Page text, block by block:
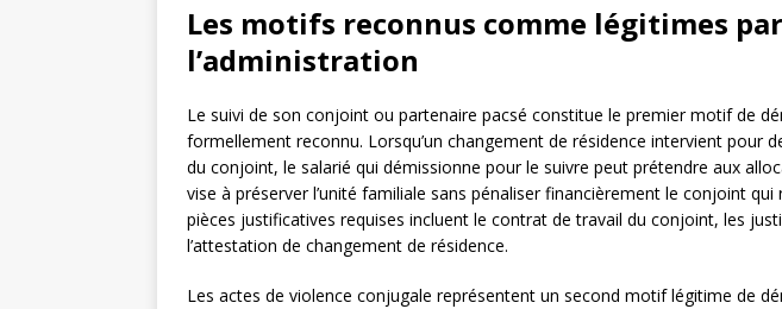
Les motifs reconnus comme légitimes par
l’administration
Le suivi de son conjoint ou partenaire pacsé constitue le premier motif de
formellement reconnu. Lorsqu’un changement de résidence intervient pour
du conjoint, le salarié qui démissionne pour le suivre peut prétendre aux
vise à préserver l’unité familiale sans pénaliser financièrement le conjoint
pièces justificatives requises incluent le contrat de travail du conjoint, les
l’attestation de changement de résidence.
Les actes de violence conjugale représentent un second motif légitime de